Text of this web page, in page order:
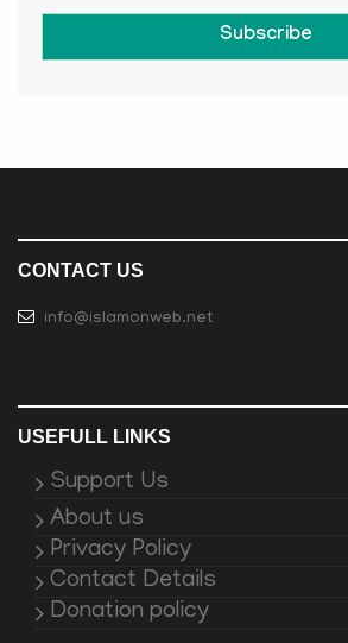
Subscribe
CONTACT US
info@islamonweb.net
USEFULL LINKS
Support Us
About us
Privacy Policy
Contact Details
Donation policy